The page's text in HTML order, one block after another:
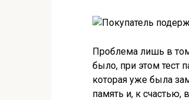
Проблема лишь в
было, при этом тест
которая уже была
память и, к счастью,